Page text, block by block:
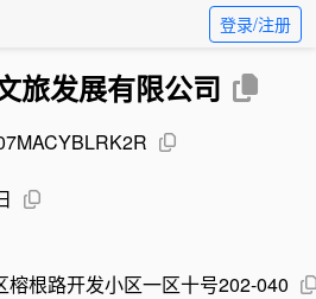
登录/注册
旅发展有限公司
榕根路开发小区一区十号202-040